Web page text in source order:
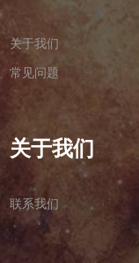
关于我们
常见问题
关于我们
联系我们